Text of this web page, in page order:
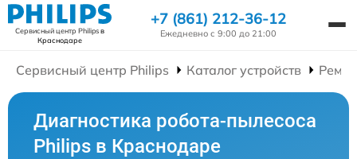
Сервисный центр Philipsв
Краснодаре
+7 (861) 212-36-12
Ежедневно с 9:00 до 21:00
Сервисный центр Philips Каталог устройств
Диагностика робота-пылесоса
Philips в Краснодаре